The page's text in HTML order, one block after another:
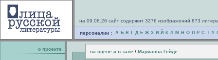
на 09.08.26 сайт содержит 3276 изображений 873
персоналии : А Б В Г Д Е Ж З И Й К Л М Н О П Р С Т У
о проекте на сцене и в зале / Марианна Гейде